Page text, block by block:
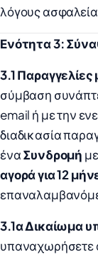
λόγους
Ενότητα 3:
3.1
σύμβαση
email ή με την
διαδικασία
έναΣυνδρομή
αγορά για 12
3.1α Δικαίωμα
υπαναχωρήσετε